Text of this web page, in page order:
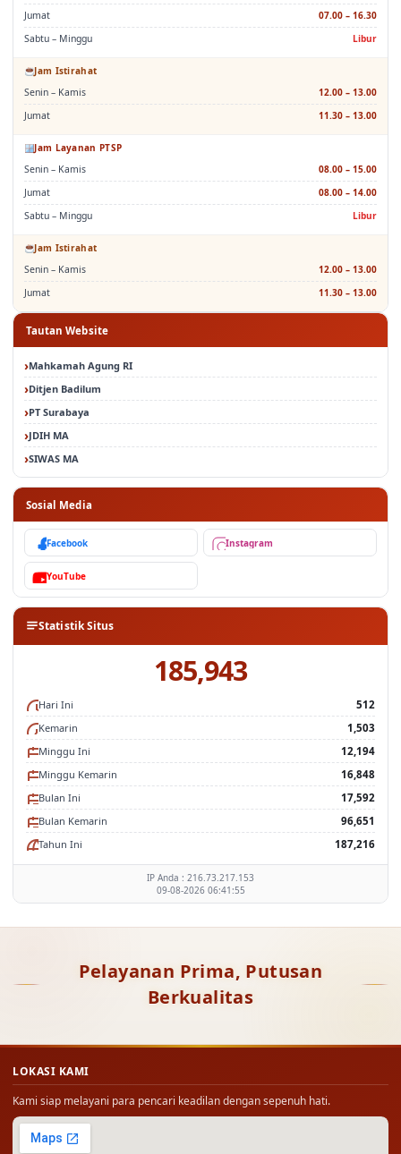
Jumat
07.00 – 16.30
Sabtu – Minggu
Libur
Jam Istirahat
Senin – Kamis
12.00 – 13.00
Jumat
11.30 – 13.00
Jam Layanan PTSP
Senin – Kamis
08.00 – 15.00
Jumat
08.00 – 14.00
Sabtu – Minggu
Libur
Jam Istirahat
Senin – Kamis
12.00 – 13.00
Jumat
11.30 – 13.00
Tautan Website
Mahkamah Agung RI
Ditjen Badilum
PT Surabaya
JDIH MA
SIWAS MA
Sosial Media
Facebook Instagram
YouTube
Statistik Situs
185,943
Hari Ini
512
Kemarin
1,503
Minggu Ini
12,194
Minggu Kemarin
16,848
Bulan Ini
17,592
Bulan Kemarin
96,651
Tahun Ini
187,216
IP Anda : 216.73.217.153
09-08-2026 06:41:55
Pelayanan Prima, Putusan
Berkualitas
LOKASI KAMI
Kami siap melayani para pencari keadilan dengan sepenuh hati.